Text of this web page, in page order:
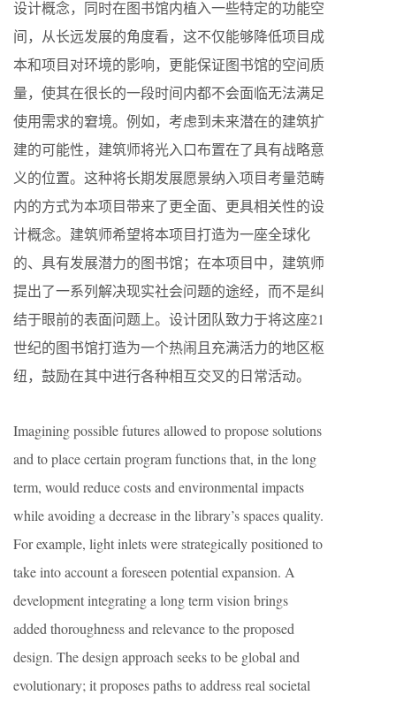
设计概念，同时在图书馆内植入一些特定的功能空
间，从长远发展的角度看，这不仅能够降低项目成
本和项目对环境的影响，更能保证图书馆的空间质
量，使其在很长的一段时间内都不会面临无法满足
使用需求的窘境。例如，考虑到未来潜在的建筑扩
建的可能性，建筑师将光入口布置在了具有战略意
义的位置。这种将长期发展愿景纳入项目考量范畴
内的方式为本项目带来了更全面、更具相关性的设
计概念。建筑师希望将本项目打造为一座全球化
的、具有发展潜力的图书馆；在本项目中，建筑师
提出了一系列解决现实社会问题的途经，而不是纠
结于眼前的表面问题上。设计团队致力于将这座21
世纪的图书馆打造为一个热闹且充满活力的地区枢
纽，鼓励在其中进行各种相互交叉的日常活动。
Imagining possible futures allowed to propose solutions
and to place certain program functions that, in the long
term, would reduce costs and environmental impacts
while avoiding a decrease in the library’s spaces quality.
For example, light inlets were strategically positioned to
take into account a foreseen potential expansion. A
development integrating a long term vision brings
added thoroughness and relevance to the proposed
design. The design approach seeks to be global and
evolutionary; it proposes paths to address real societal